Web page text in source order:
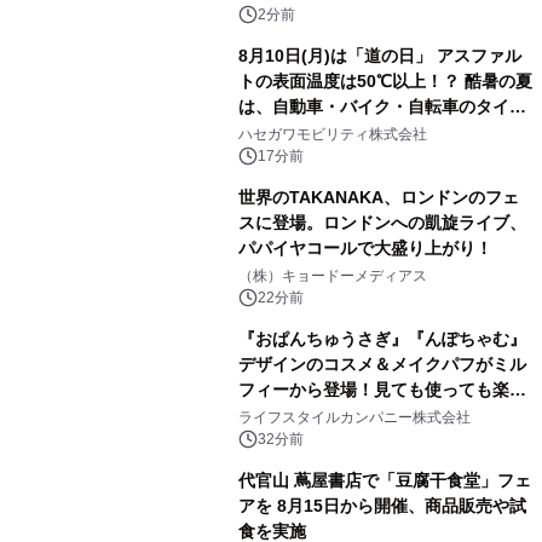
2分前
8月10日(月)は「道の日」 アスファル
トの表面温度は50℃以上！？ 酷暑の夏
は、自動車・バイク・自転車のタイヤ
バーストが増加 簡単にできる予防法
をご紹介
ハセガワモビリティ株式会社
17分前
世界のTAKANAKA、ロンドンのフェ
スに登場。ロンドンへの凱旋ライブ、
パパイヤコールで大盛り上がり！
（株）キョードーメディアス
22分前
『おぱんちゅうさぎ』『んぽちゃむ』
デザインのコスメ＆メイクパフがミル
フィーから登場！見ても使っても楽し
い、ポップでキュートなコレクショ
ン。
ライフスタイルカンパニー株式会社
32分前
代官山 蔦屋書店で「豆腐干食堂」フェ
アを 8月15日から開催、商品販売や試
食を実施